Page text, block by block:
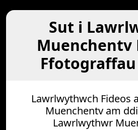
Sut i
Muenchentv
Ffotograffau
Lawrlwythwch Fideos
Muenchentv am
Lawrlwythwr